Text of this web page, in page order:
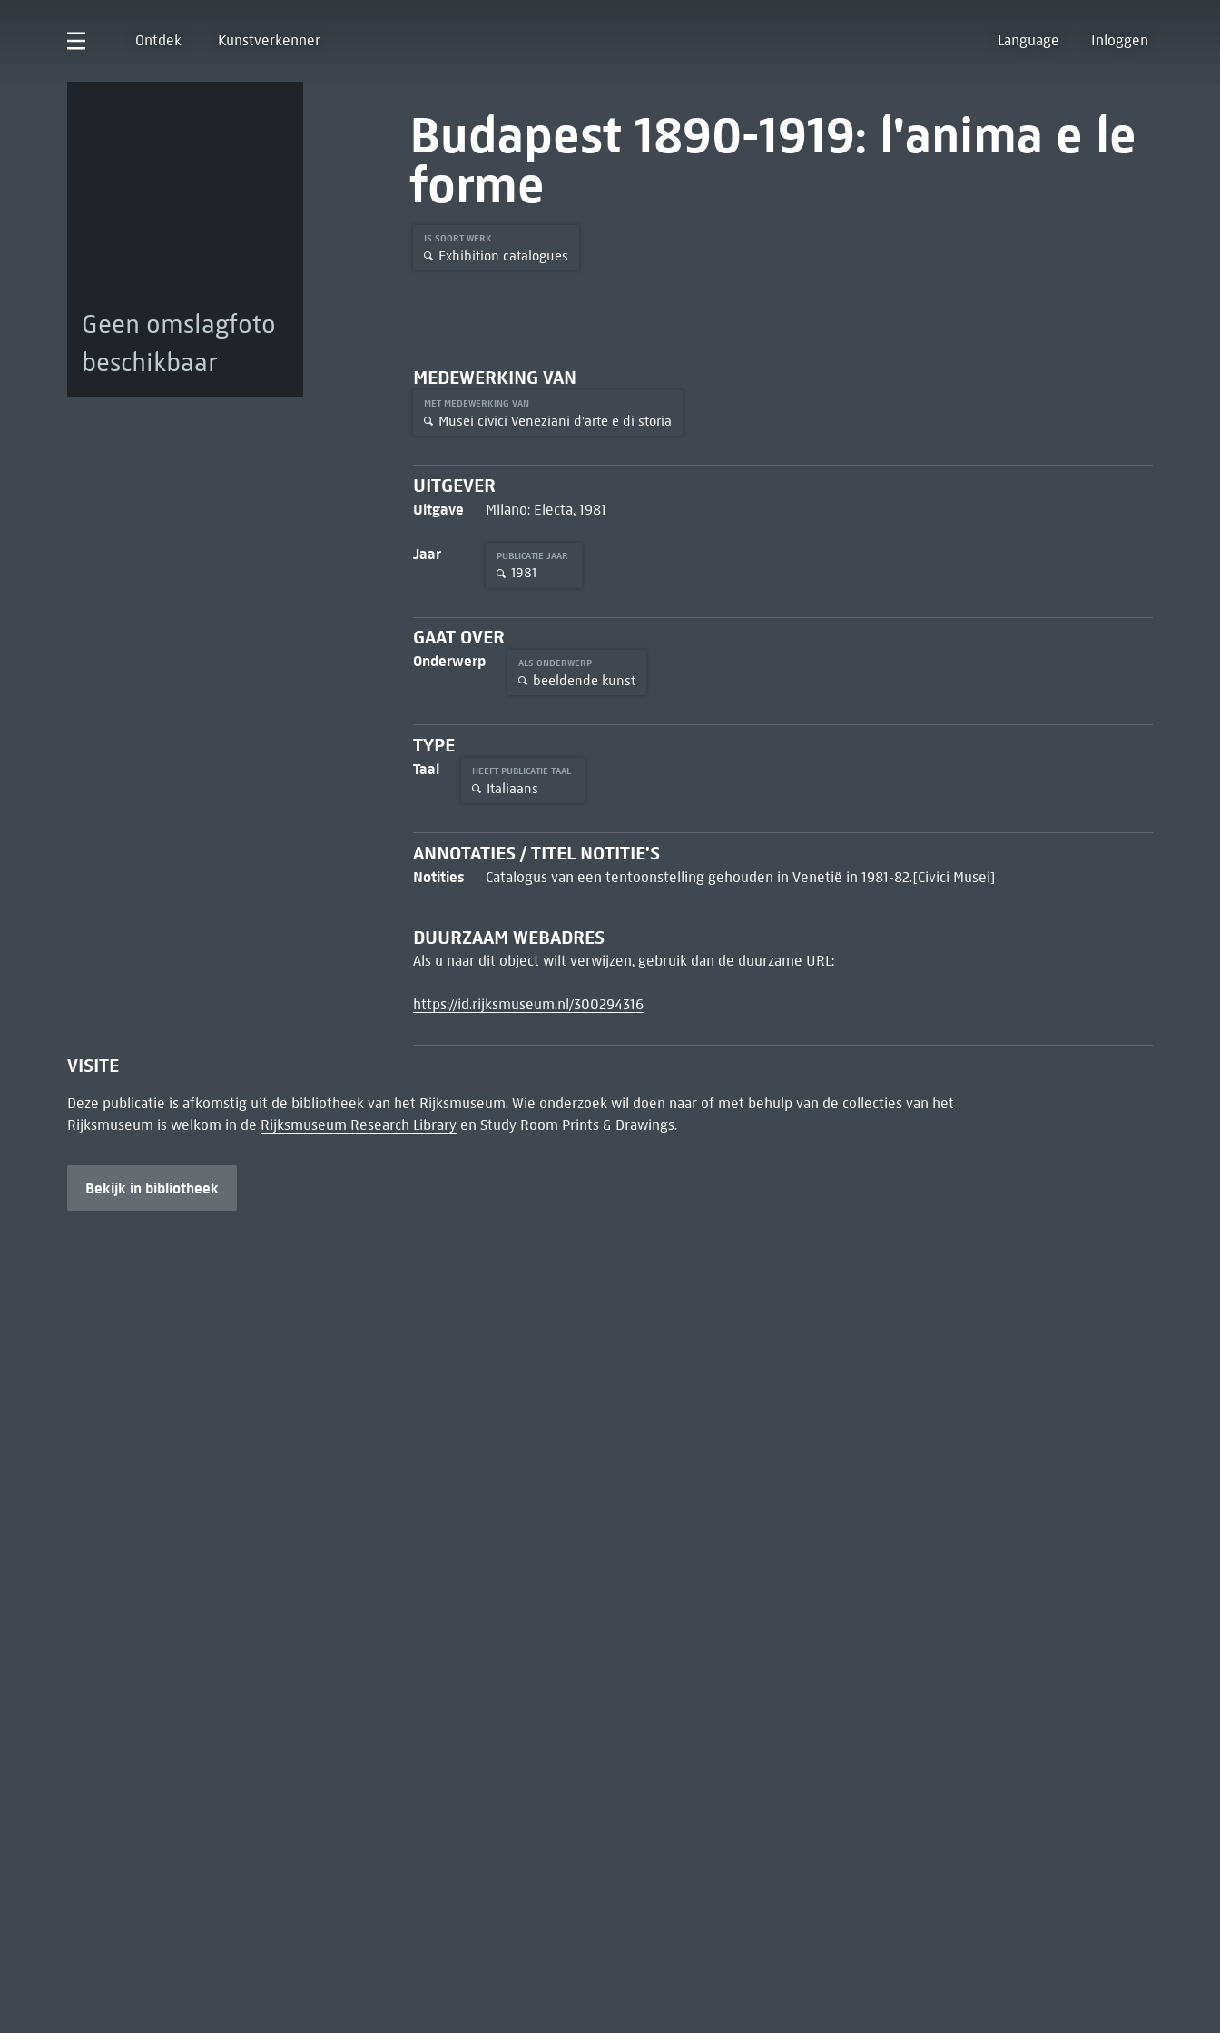
Ontdek Kunstverkenner Language Inloggen
Geen omslagfoto
beschikbaar
Budapest 1890-1919: l'anima e le
forme
IS SOORT WERK
Exhibition catalogues
MEDEWERKING VAN
MET MEDEWERKING VAN
Musei civici Veneziani d'arte e di storia
UITGEVER
Uitgave Milano: Electa, 1981
Jaar PUBLICATIE JAAR
1981
GAAT OVER
Onderwerp ALS ONDERWERP
beeldende kunst
TYPE
Taal HEEFT PUBLICATIE TAAL
Italiaans
ANNOTATIES / TITEL NOTITIE'S
Notities Catalogus van een tentoonstelling gehouden in Venetië in 1981-82.[Civici Musei]
DUURZAAM WEBADRES
Als u naar dit object wilt verwijzen, gebruik dan de duurzame URL:
https://id.rijksmuseum.nl/300294316
VISITE
Deze publicatie is afkomstig uit de bibliotheek van het Rijksmuseum. Wie onderzoek wil doen naar of met behulp van de collecties van het
Rijksmuseum is welkom in de Rijksmuseum Research Libraryen Study Room Prints & Drawings.
Bekijk in bibliotheek